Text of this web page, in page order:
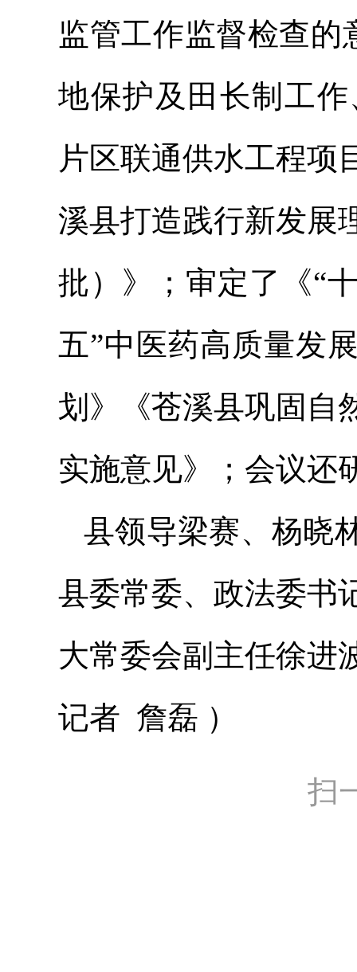
监管工作监督检查的
地保护及田长制工
片区联通供水工程项
溪县打造践行新发展
批）》；审定了《“
五”中医药高质量发
划》《苍溪县巩固自
实施意见》；会议还
县领导梁赛、杨晓
县委常委、政法委书
大常委会副主任徐进
记者 詹磊 ）
扫